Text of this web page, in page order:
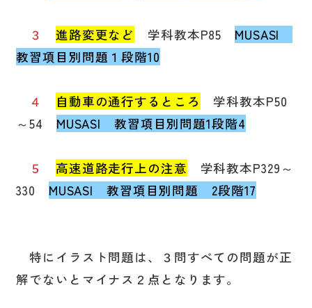
採用情報
在校生の方へ
プライバシーポリシー
３ 進路変更など 学科教本P85 MUSASI
教習項目別問題１段階10
４ 自動車の通行するところ
学科教本P50
～54 MUSASI 教習項目別問題1段階4
５ 高速道路走行上の注意 学科教本P329～
330 MUSASI 教習項目別問題 2段階17
特にイラスト問題は、３問すべての問題が正
解でないとマイナス２点となります。